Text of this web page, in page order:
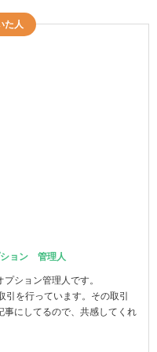
た人
ション 管理人
ション管理人です。
引を行っています。その取引
事にしてるので、共感してくれ